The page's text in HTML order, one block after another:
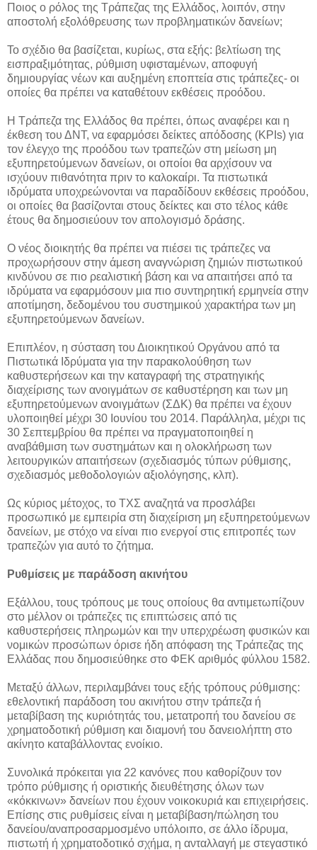
Ποιος ο ρόλος της Τράπεζας της Ελλάδος, λοιπόν, στην
αποστολή εξολόθρευσης των προβληματικών δανείων;
Το σχέδιο θα βασίζεται, κυρίως, στα εξής: βελτίωση της
εισπραξιμότητας, ρύθμιση υφισταμένων, αποφυγή
δημιουργίας νέων και αυξημένη εποπτεία στις τράπεζες- οι
οποίες θα πρέπει να καταθέτουν εκθέσεις προόδου.
Η Τράπεζα της Ελλάδος θα πρέπει, όπως αναφέρει και η
έκθεση του ΔΝΤ, να εφαρμόσει δείκτες απόδοσης (KPIs) για
τον έλεγχο της προόδου των τραπεζών στη μείωση μη
εξυπηρετούμενων δανείων, οι οποίοι θα αρχίσουν να
ισχύουν πιθανότητα πριν το καλοκαίρι. Τα πιστωτικά
ιδρύματα υποχρεώνονται να παραδίδουν εκθέσεις προόδου,
οι οποίες θα βασίζονται στους δείκτες και στο τέλος κάθε
έτους θα δημοσιεύουν τον απολογισμό δράσης.
Ο νέος διοικητής θα πρέπει να πιέσει τις τράπεζες να
προχωρήσουν στην άμεση αναγνώριση ζημιών πιστωτικού
κινδύνου σε πιο ρεαλιστική βάση και να απαιτήσει από τα
ιδρύματα να εφαρμόσουν μια πιο συντηρητική ερμηνεία στην
αποτίμηση, δεδομένου του συστημικού χαρακτήρα των μη
εξυπηρετούμενων δανείων.
Επιπλέον, η σύσταση του Διοικητικού Οργάνου από τα
Πιστωτικά Ιδρύματα για την παρακολούθηση των
καθυστερήσεων και την καταγραφή της στρατηγικής
διαχείρισης των ανοιγμάτων σε καθυστέρηση και των μη
εξυπηρετούμενων ανοιγμάτων (ΣΔΚ) θα πρέπει να έχουν
υλοποιηθεί μέχρι 30 Ιουνίου του 2014. Παράλληλα, μέχρι τις
30 Σεπτεμβρίου θα πρέπει να πραγματοποιηθεί η
αναβάθμιση των συστημάτων και η ολοκλήρωση των
λειτουργικών απαιτήσεων (σχεδιασμός τύπων ρύθμισης,
σχεδιασμός μεθοδολογιών αξιολόγησης, κλπ).
Ως κύριος μέτοχος, το ΤΧΣ αναζητά να προσλάβει
προσωπικό με εμπειρία στη διαχείριση μη εξυπηρετούμενων
δανείων, με στόχο να είναι πιο ενεργοί στις επιτροπές των
τραπεζών για αυτό το ζήτημα.
Ρυθμίσεις με παράδοση ακινήτου
Εξάλλου, τους τρόπους με τους οποίους θα αντιμετωπίζουν
στο μέλλον οι τράπεζες τις επιπτώσεις από τις
καθυστερήσεις πληρωμών και την υπερχρέωση φυσικών και
νομικών προσώπων όρισε ήδη απόφαση της Τράπεζας της
Ελλάδας που δημοσιεύθηκε στο ΦΕΚ αριθμός φύλλου 1582.
Μεταξύ άλλων, περιλαμβάνει τους εξής τρόπους ρύθμισης:
εθελοντική παράδοση του ακινήτου στην τράπεζα ή
μεταβίβαση της κυριότητάς του, μετατροπή του δανείου σε
χρηματοδοτική ρύθμιση και διαμονή του δανειολήπτη στο
ακίνητο καταβάλλοντας ενοίκιο.
Συνολικά πρόκειται για 22 κανόνες που καθορίζουν τον
τρόπο ρύθμισης ή οριστικής διευθέτησης όλων των
«κόκκινων» δανείων που έχουν νοικοκυριά και επιχειρήσεις.
Επίσης στις ρυθμίσεις είναι η μεταβίβαση/πώληση του
δανείου/αναπροσαρμοσμένο υπόλοιπο, σε άλλο ίδρυμα,
πιστωτή ή χρηματοδοτικό σχήμα, η ανταλλαγή με στεγαστικό